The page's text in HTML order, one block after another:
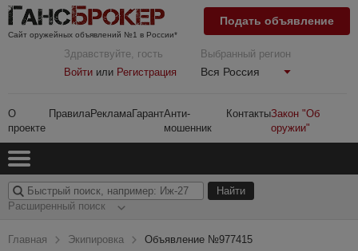
Сайт оружейных объявлений №1 в России*
Здравствуйте, гость
Войти или Регистрация
Выбранный регион
Вся Россия
О
проекте
ПравилаРекламаГарантАнти-
мошенник
КонтактыЗакон "Об
оружии"
Подать объявление
Расширенный поиск
Главная Экипировка Объявление №977415